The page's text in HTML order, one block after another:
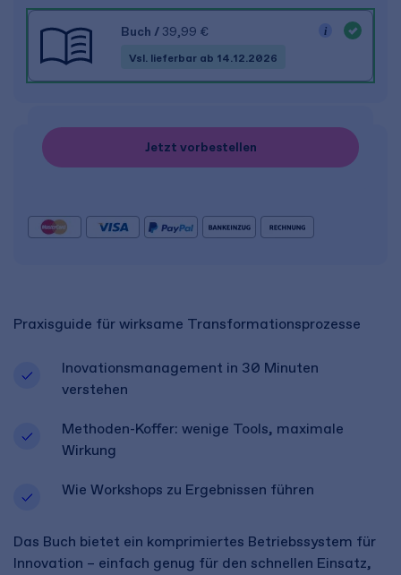
Praxisguide für wirksame Transformationsprozesse
Inovationsmanagement in 30 Minuten
verstehen
Methoden-Koffer: wenige Tools, maximale
Wirkung
Wie Workshops zu Ergebnissen führen
Das Buch bietet ein komprimiertes Betriebssystem für
Innovation – einfach genug für den schnellen Einsatz,
Buch / 39,99 €
Vsl. lieferbar ab 14.12.2026
Jetzt vorbestellen